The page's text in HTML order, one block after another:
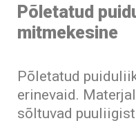
Põletatud
mitmekesine
Põletatud
erinevaid.
sõltuvad